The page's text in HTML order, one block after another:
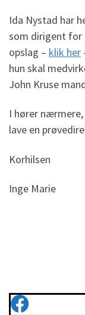
Ida Nystad har
som dirigent for
opslag – klik her
hun skal
John Kruse
I hører
lave en
Korhilsen
Inge Marie